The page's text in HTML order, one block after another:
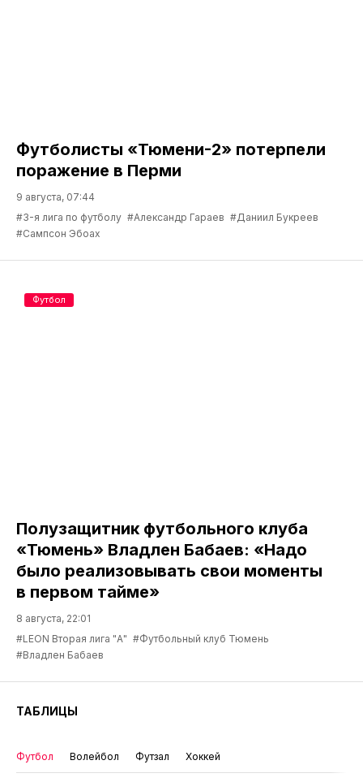
Футболисты «Тюмени-2» потерпели
поражение в Перми
9 августа, 07:44
#3-я лига по футболу #Александр Гараев #Даниил Букреев
#Сампсон Эбоах
Полузащитник футбольного клуба
«Тюмень» Владлен Бабаев: «Надо
было реализовывать свои моменты
в первом тайме»
8 августа, 22:01
#LEON Вторая лига "А" #Футбольный клуб Тюмень
#Владлен Бабаев
Футбол
ТАБЛИЦЫ
Футбол Волейбол Футзал Хоккей